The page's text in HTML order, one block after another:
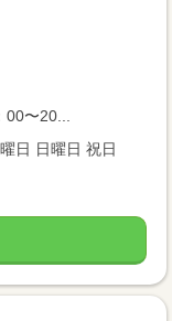
00〜20...
日 日曜日 祝日